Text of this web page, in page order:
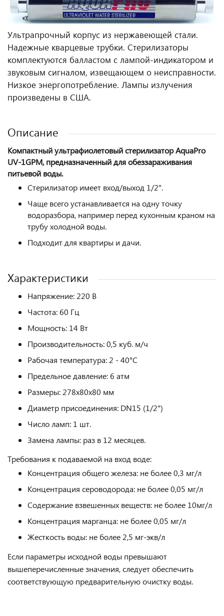
Ультрапрочный корпус из нержавеющей стали.
Надежные кварцевые трубки. Стерилизаторы
комплектуются балластом с лампой-индикатором и
звуковым сигналом, извещающем о неисправности.
Низкое энергопотребление. Лампы излучения
произведены в США.
Описание
Компактный ультрафиолетовый стерилизатор AquaPro
UV-1GPM, предназначенный для обеззараживания
питьевой воды.
Стерилизатор имеет вход/выход 1/2".
Чаще всего устанавливается на одну точку
водоразбора, например перед кухонным краном на
трубу холодной воды.
Подходит для квартиры и дачи.
Характеристики
Напряжение: 220 В
Частота: 60 Гц
Мощность: 14 Вт
Производительность: 0,5 куб. м/ч
Рабочая температура: 2 - 40°С
Предельное давление: 6 атм
Размеры: 278х80х80 мм
Диаметр присоединения: DN15 (1/2")
Число ламп: 1 шт.
Замена лампы: раз в 12 месяцев.
Требования к подаваемой на вход воде:
Концентрация общего железа: не более 0,3 мг/л
Концентрация сероводорода: не более 0,05 мг/л
Содержание взвешенных веществ: не более 10мг/л
Концентрация марганца: не более 0,05 мг/л
Жесткость воды: не более 2,5 мг-экв/л
Если параметры исходной воды превышают
вышеперечисленные значения, следует обеспечить
соответствующую предварительную очистку воды.